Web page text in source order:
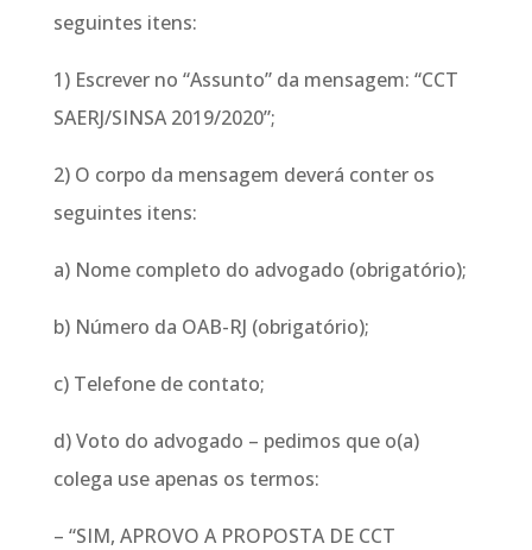
seguintes itens:
1) Escrever no “Assunto” da mensagem: “CCT
SAERJ/SINSA 2019/2020”;
2) O corpo da mensagem deverá conter os
seguintes itens:
a) Nome completo do advogado (obrigatório);
b) Número da OAB-RJ (obrigatório);
c) Telefone de contato;
d) Voto do advogado – pedimos que o(a)
colega use apenas os termos:
– “SIM, APROVO A PROPOSTA DE CCT